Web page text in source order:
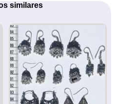
similares